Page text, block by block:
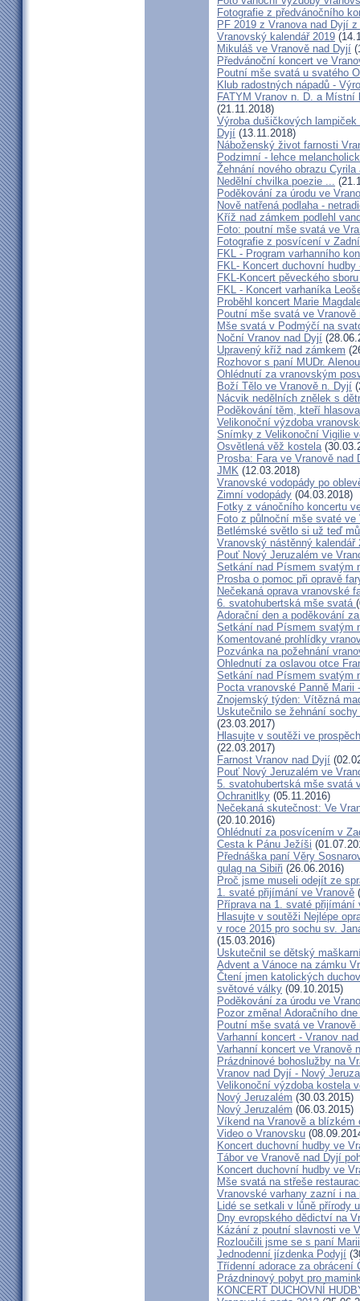
Fotografie z předvánočního
PF 2019 z Vranova nad Dyjí z
Vranovský kalendář 2019
Mikuláš ve Vranově nad Dyjí
Předvánoční koncert ve
Poutní mše svatá u svatého
Klub radostných nápadů -
FATYM Vranov n. D. a Místní
(21.11.2018)
Výroba dušičkových
Dyjí (13.11.2018)
Náboženský život farnosti
Podzimní - lehce
Žehnání nového obrazu
Nedělní chvilka poezie ...
Poděkování za úrodu ve
Nově natřená podlaha -
Kříž nad zámkem podlehl
Foto: poutní mše svatá ve
Fotografie z posvícení v
FKL - Program varhanního
FKL- Koncert duchovní hudby
FKL-Koncert pěveckého
FKL - Koncert varhaníka
Proběhl koncert Marie
Poutní mše svatá ve Vranově
Mše svatá v Podmýčí na
Noční Vranov nad Dyjí
Upravený kříž nad zámkem
Rozhovor s paní MUDr.
Ohlédnutí za vranovským
Boží Tělo ve Vranově n. Dyjí
Nácvik nedělních znělek s
Poděkování těm, kteří
Velikonoční výzdoba
Snímky z Velikonoční Vigilie
Osvětlená věž kostela
Prosba: Fara ve Vranově nad
JMK (12.03.2018)
Vranovské vodopády po
Zimní vodopády (04.03.2018)
Fotky z vánočního koncertu
Foto z půlnoční mše svaté ve
Betlémské světlo si už teď
Vranovský nástěnný kalendář
Pouť Nový Jeruzalém ve
Setkání nad Písmem svatým
Prosba o pomoc při opravě
Nečekaná oprava vranovské
6. svatohubertská mše svatá
Adorační den a poděkování
Setkání nad Písmem svatým
Komentované prohlídky
Pozvánka na požehnání
Ohlednutí za oslavou otce
Setkání nad Písmem svatým
Pocta vranovské Panně Marii
Znojemský týden: Vítězná
Uskutečnilo se žehnání
(23.03.2017)
Hlasujte v soutěži ve
(22.03.2017)
Farnost Vranov nad Dyjí
Pouť Nový Jeruzalém ve
5. svatohubertská mše svatá
Ochranitlky (05.11.2016)
Nečekaná skutečnost: Ve
(20.10.2016)
Ohlédnutí za posvícením v
Cesta k Pánu Ježíši
Přednáška paní Věry
gulag na Sibiři (26.06.2016)
Proč jsme museli odejít ze
1. svaté přijímání ve Vranově
Příprava na 1. svaté přijímání
Hlasujte v soutěži Nejlépe
v roce 2015 pro sochu sv.
(15.03.2016)
Uskutečnil se dětský
Advent a Vánoce na zámku
Čtení jmen katolických
světové války (09.10.2015)
Poděkování za úrodu ve
Pozor změna! Adoračního
Poutní mše svatá ve Vranově
Varhanní koncert - Vranov
Varhanní koncert ve Vranově
Prázdninové bohoslužby na
Vranov nad Dyjí - Nový
Velikonoční výzdoba kostela
Nový Jeruzalém (30.03.2015)
Nový Jeruzalém (06.03.2015)
Víkend na Vranově a blízkém
Video o Vranovsku
Koncert duchovní hudby ve
Tábor ve Vranově nad Dyjí
Koncert duchovní hudby ve
Mše svatá na střeše
Vranovské varhany zazní i
Lidé se setkali v lůně přírody
Dny evropského dědictví na
Kázání z poutní slavnosti ve
Rozloučili jsme se s paní
Jednodenní jízdenka Podyjí
Třídenní adorace za obrácení
Prázdninový pobyt pro
KONCERT DUCHOVNÍ